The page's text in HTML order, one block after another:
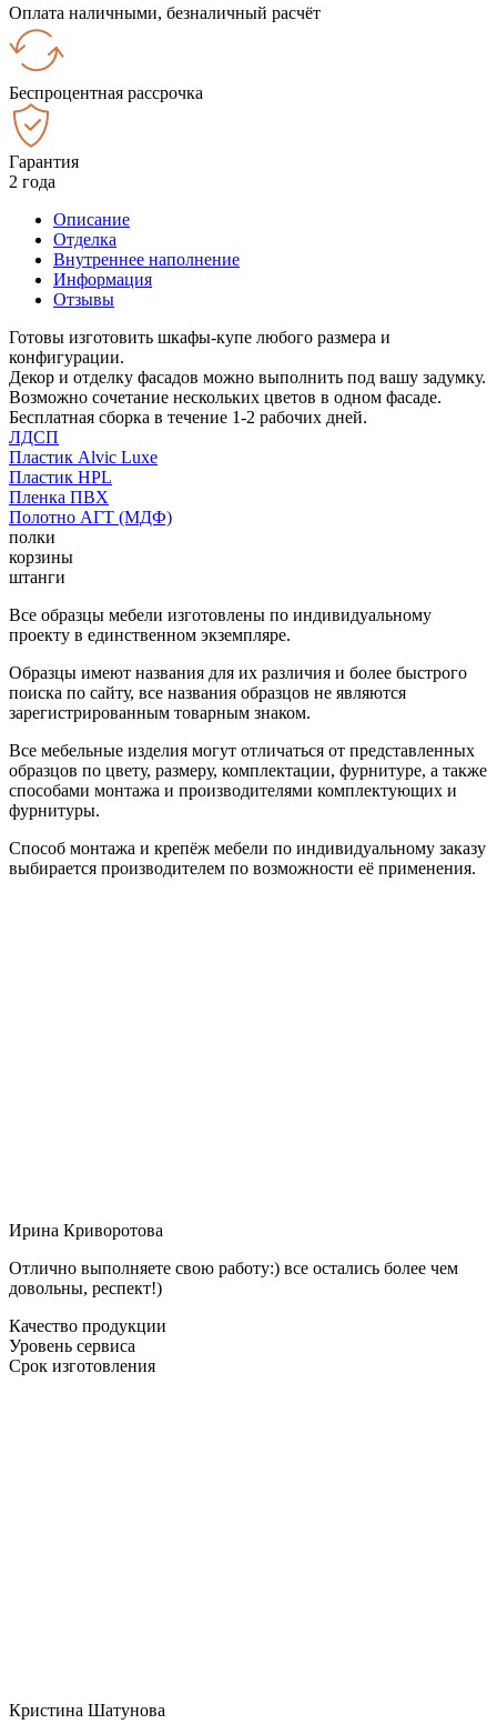
Оплата наличными, безналичный расчёт
Беспроцентная рассрочка
Гарантия
2 года
Описание
Отделка
Внутреннее наполнение
Информация
Отзывы
Готовы изготовить шкафы-купе любого размера и
конфигурации.
Декор и отделку фасадов можно выполнить под вашу задумку.
Возможно сочетание нескольких цветов в одном фасаде.
Бесплатная сборка в течение 1-2 рабочих дней.
ЛДСП
Пластик Alvic Luxe
Пластик HPL
Пленка ПВХ
Полотно АГТ (МДФ)
полки
корзины
штанги
Все образцы мебели изготовлены по индивидуальному
проекту в единственном экземпляре.
Образцы имеют названия для их различия и более быстрого
поиска по сайту, все названия образцов не являются
зарегистрированным товарным знаком.
Все мебельные изделия могут отличаться от представленных
образцов по цвету, размеру, комплектации, фурнитуре, а также
способами монтажа и производителями комплектующих и
фурнитуры.
Способ монтажа и крепёж мебели по индивидуальному заказу
выбирается производителем по возможности её применения.
Ирина Криворотова
Отлично выполняете свою работу:) все остались более чем
довольны, респект!)
Качество продукции
Уровень сервиса
Срок изготовления
Кристина Шатунова